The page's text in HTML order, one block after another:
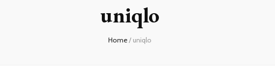
uniqlo
Home/ uniqlo